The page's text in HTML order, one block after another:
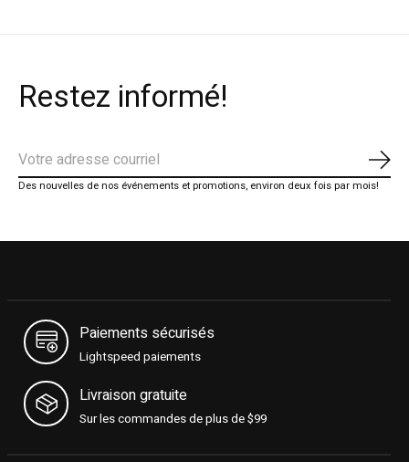
Restez informé!
Des nouvelles de nos événements et promotions, environ deux fois par mois!
Paiements sécurisés
Lightspeed paiements
Livraison gratuite
Sur les commandes de plus de $99